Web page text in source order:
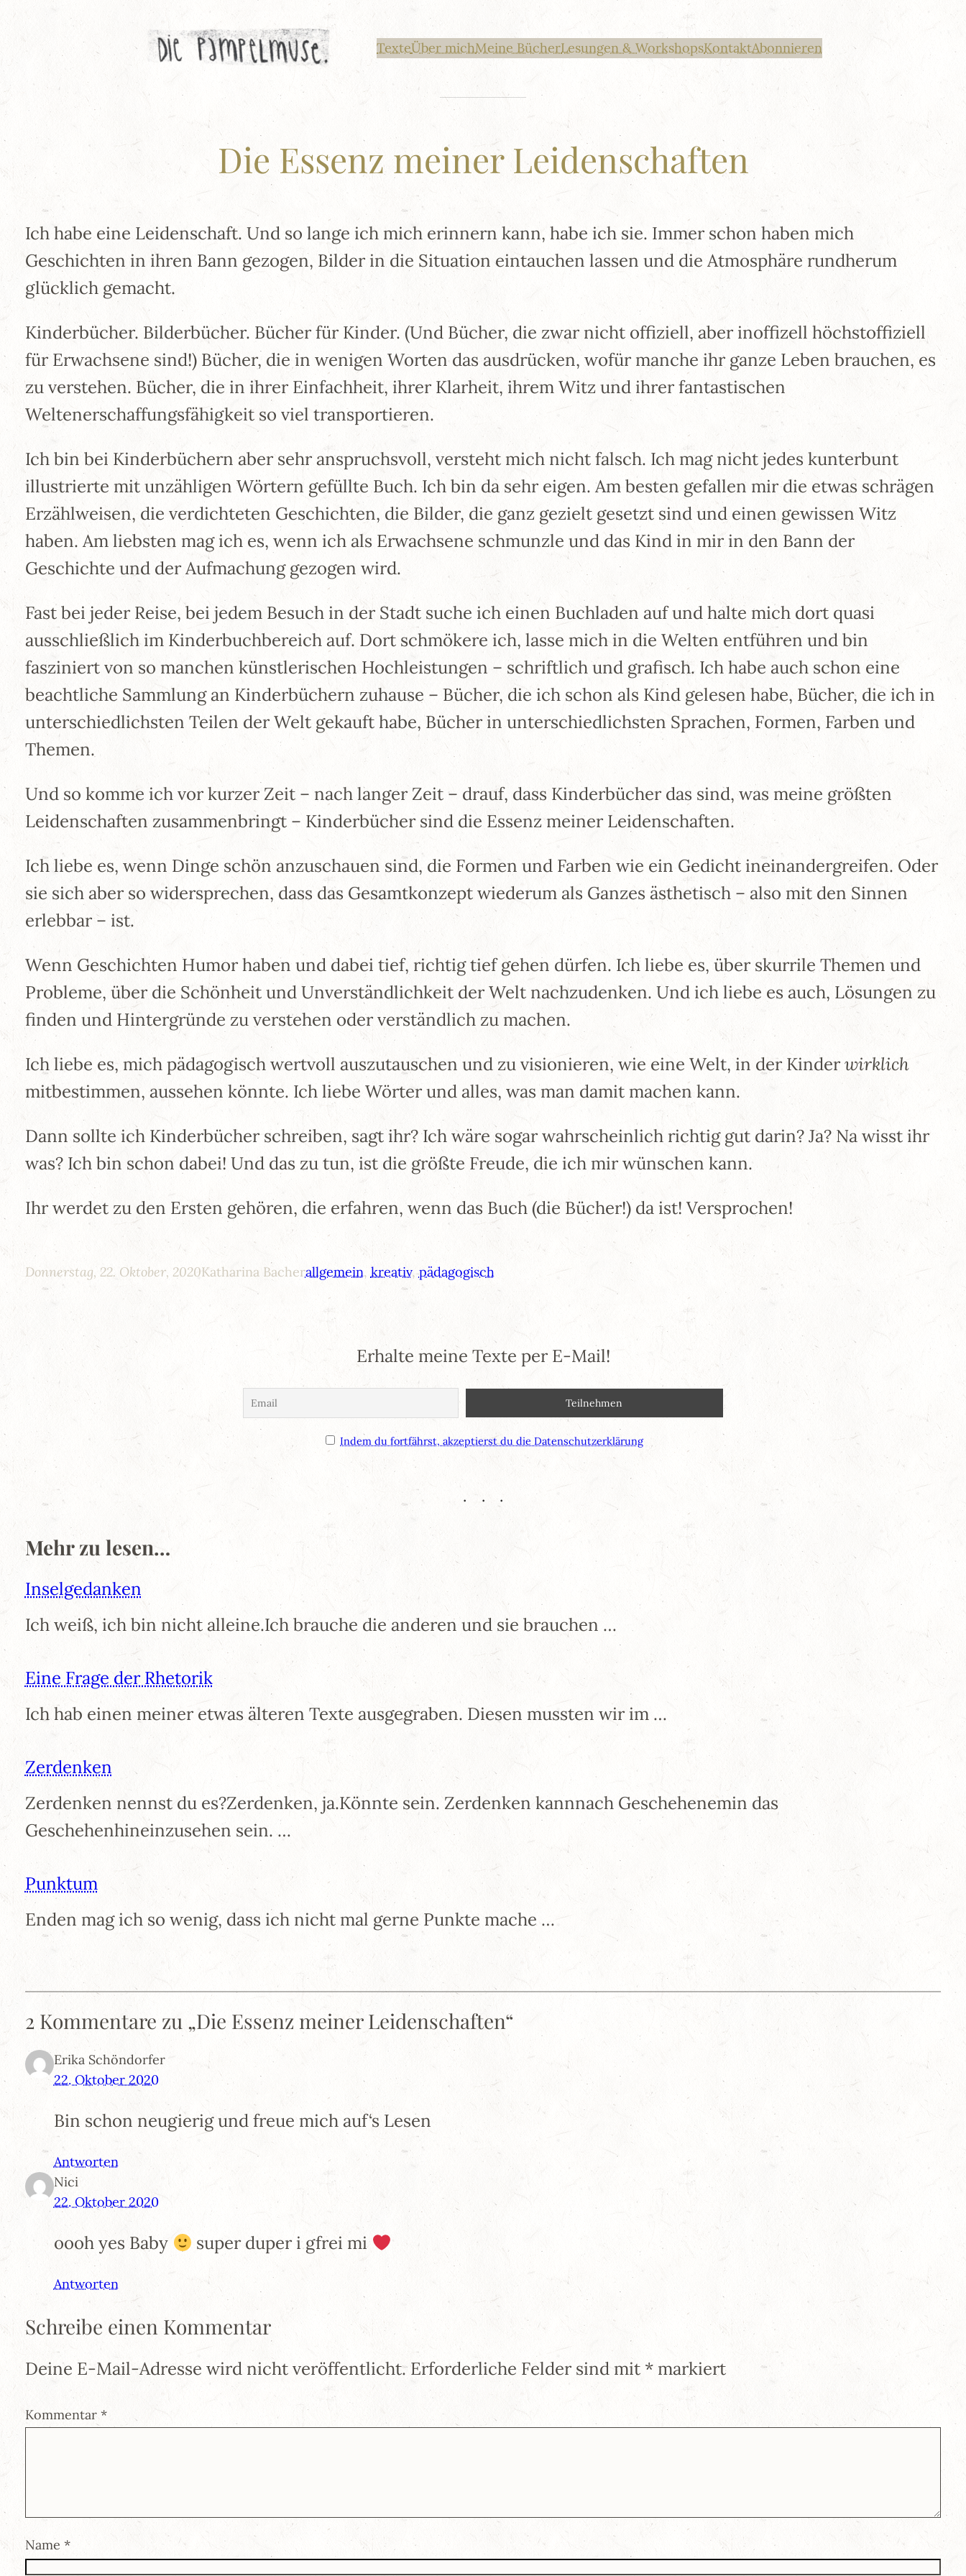
Zum
Inhalt
TexteÜber michMeine BücherLesungen & WorkshopsKontaktAbonnieren
Die Essenz meiner Leidenschaften
Ich habe eine Leidenschaft. Und so lange ich mich erinnern kann, habe ich sie. Immer schon haben mich
Geschichten in ihren Bann gezogen, Bilder in die Situation eintauchen lassen und die Atmosphäre rundherum
glücklich gemacht.
Kinderbücher. Bilderbücher. Bücher für Kinder. (Und Bücher, die zwar nicht offiziell, aber inoffizell höchstoffiziell
für Erwachsene sind!) Bücher, die in wenigen Worten das ausdrücken, wofür manche ihr ganze Leben brauchen, es
zu verstehen. Bücher, die in ihrer Einfachheit, ihrer Klarheit, ihrem Witz und ihrer fantastischen
Weltenerschaffungsfähigkeit so viel transportieren.
Ich bin bei Kinderbüchern aber sehr anspruchsvoll, versteht mich nicht falsch. Ich mag nicht jedes kunterbunt
illustrierte mit unzähligen Wörtern gefüllte Buch. Ich bin da sehr eigen. Am besten gefallen mir die etwas schrägen
Erzählweisen, die verdichteten Geschichten, die Bilder, die ganz gezielt gesetzt sind und einen gewissen Witz
haben. Am liebsten mag ich es, wenn ich als Erwachsene schmunzle und das Kind in mir in den Bann der
Geschichte und der Aufmachung gezogen wird.
Fast bei jeder Reise, bei jedem Besuch in der Stadt suche ich einen Buchladen auf und halte mich dort quasi
ausschließlich im Kinderbuchbereich auf. Dort schmökere ich, lasse mich in die Welten entführen und bin
fasziniert von so manchen künstlerischen Hochleistungen – schriftlich und grafisch. Ich habe auch schon eine
beachtliche Sammlung an Kinderbüchern zuhause – Bücher, die ich schon als Kind gelesen habe, Bücher, die ich in
unterschiedlichsten Teilen der Welt gekauft habe, Bücher in unterschiedlichsten Sprachen, Formen, Farben und
Themen.
Und so komme ich vor kurzer Zeit – nach langer Zeit – drauf, dass Kinderbücher das sind, was meine größten
Leidenschaften zusammenbringt – Kinderbücher sind die Essenz meiner Leidenschaften.
Ich liebe es, wenn Dinge schön anzuschauen sind, die Formen und Farben wie ein Gedicht ineinandergreifen. Oder
sie sich aber so widersprechen, dass das Gesamtkonzept wiederum als Ganzes ästhetisch – also mit den Sinnen
erlebbar – ist.
Wenn Geschichten Humor haben und dabei tief, richtig tief gehen dürfen. Ich liebe es, über skurrile Themen und
Probleme, über die Schönheit und Unverständlichkeit der Welt nachzudenken. Und ich liebe es auch, Lösungen zu
finden und Hintergründe zu verstehen oder verständlich zu machen.
Ich liebe es, mich pädagogisch wertvoll auszutauschen und zu visionieren, wie eine Welt, in der Kinderwirklich
mitbestimmen, aussehen könnte. Ich liebe Wörter und alles, was man damit machen kann.
Dann sollte ich Kinderbücher schreiben, sagt ihr? Ich wäre sogar wahrscheinlich richtig gut darin? Ja? Na wisst ihr
was? Ich bin schon dabei! Und das zu tun, ist die größte Freude, die ich mir wünschen kann.
Ihr werdet zu den Ersten gehören, die erfahren, wenn das Buch (die Bücher!) da ist! Versprochen!
Donnerstag, 22. Oktober, 2020Katharina Bacherallgemein, kreativ, pädagogisch
Erhalte meine Texte per E-Mail!
Indem du fortfährst, akzeptierst du die Datenschutzerklärung
Mehr zu lesen…
Inselgedanken
Ich weiß, ich bin nicht alleine.Ich brauche die anderen und sie brauchen …
Eine Frage der Rhetorik
Ich hab einen meiner etwas älteren Texte ausgegraben. Diesen mussten wir im …
Zerdenken
Zerdenken nennst du es?Zerdenken, ja.Könnte sein. Zerdenken kannnach Geschehenemin das
Geschehenhineinzusehen sein. …
Punktum
Enden mag ich so wenig, dass ich nicht mal gerne Punkte mache …
2 Kommentare zu „Die Essenz meiner Leidenschaften“
Erika Schöndorfer
22. Oktober 2020
Bin schon neugierig und freue mich auf‘s Lesen
Antworten
Nici
22. Oktober 2020
oooh yes Baby super duper i gfrei mi
Antworten
Schreibe einen Kommentar
Deine E-Mail-Adresse wird nicht veröffentlicht.Erforderliche Felder sind mit *markiert
Kommentar *
Name *